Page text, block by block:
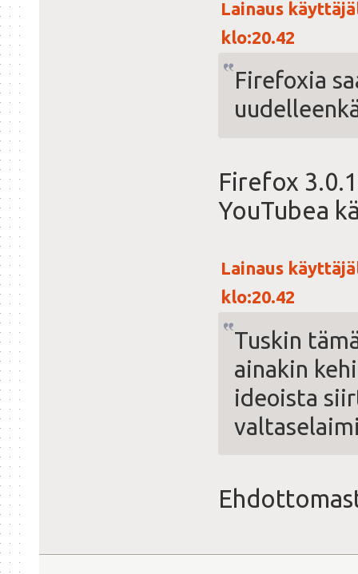
Lainaus
klo:20.42
Firefoxia
Firefox
YouTubea
Lainaus
klo:20.42
Tuskin
ainakin
ideoista